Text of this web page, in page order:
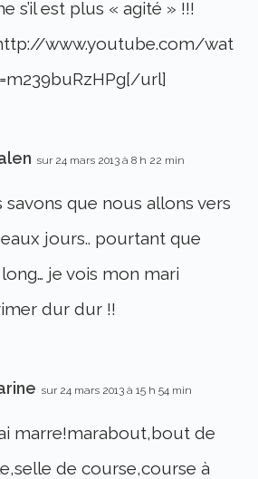
s’il est plus « agité » !!!
www.youtube.com/wat
url]
sur 24 mars 2013 à 8 h 22 min
savons que nous allons vers
jours.. pourtant que
long… je vois mon mari
dur dur !!
sur 24 mars 2013 à 15 h 54 min
ai marre!marabout,bout de
de course,course à